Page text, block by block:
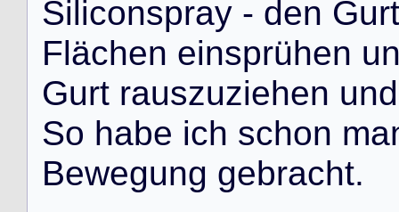
Siliconspray - den Gurt
Flächen einsprühen u
Gurt rauszuziehen und
So habe ich schon ma
Bewegung gebracht.